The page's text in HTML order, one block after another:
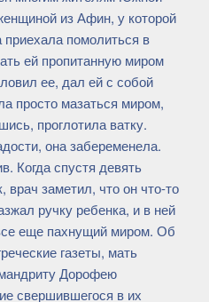
из Афин, у которой
помолиться в
ей пропитанную миром
ее, дал ей с собой
просто мазаться миром,
проглотила ватку.
она забеременела.
Когда спустя девять
врач заметил, что он что-то
ручку ребенка, и в ней
еще пахнущий миром. Об
газеты, мать
Дорофею
свершившегося в их